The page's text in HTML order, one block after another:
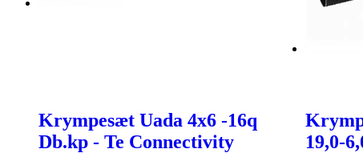
Krympesæt Uada 4x6 -16q
Db.kp - Te Connectivity
19,0-